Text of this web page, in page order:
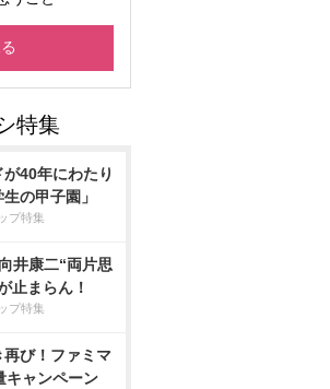
40年にわたり
の甲子園」
プ特集
井康二“両片思
止まらん！
プ特集
再び！ファミマ
キャンペーン